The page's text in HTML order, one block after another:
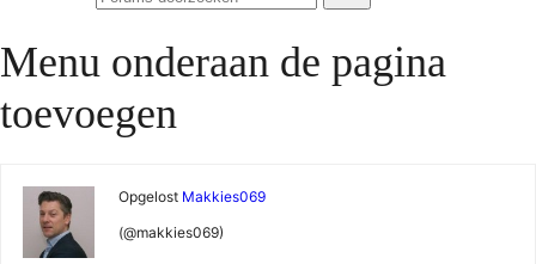
Forums
Menu onderaan de pagina
toevoegen
Opgelost Makkies069
(@makkies069)